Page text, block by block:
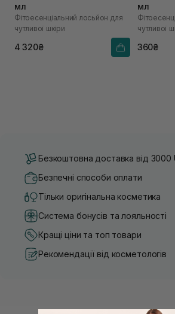
мл
Фітоесенціальний лосьйон для
чутливої шкіри
4 320₴
мл
чутливої
360₴
Безкоштовна доставка від 3000
Безпечні способи оплати
Тільки оригінальна косметика
Система бонусів та лояльності
Кращі ціни та топ товари
Рекомендації від косметологів